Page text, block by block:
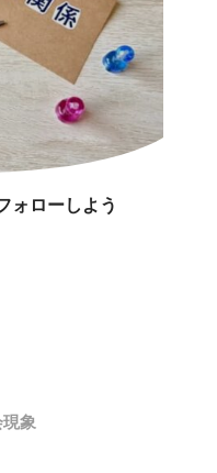
ォローしよう
象